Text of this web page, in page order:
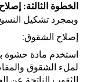
الخطوة الثالثة:
وبمجرد تشكيل
إصلاح الشقوق:
استخدم مادة حشوة
لملء الشقوق